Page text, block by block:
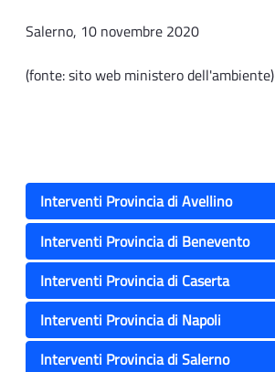
Salerno, 10 novembre 2020
(fonte: sito web ministero dell'ambiente)
Interventi Provincia di Avellino
Interventi Provincia di Benevento
Interventi Provincia di Caserta
Interventi Provincia di Napoli
Interventi Provincia di Salerno